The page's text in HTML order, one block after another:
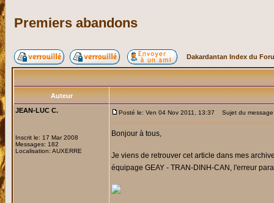
Premiers abandons
Dakardantan Index du
Auteur
JEAN-LUC C.
Inscrit le: 17 Mar 2008
Messages: 182
Localisation: AUXERRE
Posté le: Ven 04 Nov 2011, 13:37 Sujet du
Bonjour à tous,
Je viens de retrouver cet article dans mes
équipage GEAY - TRAN-DINH-CAN, l'erreur